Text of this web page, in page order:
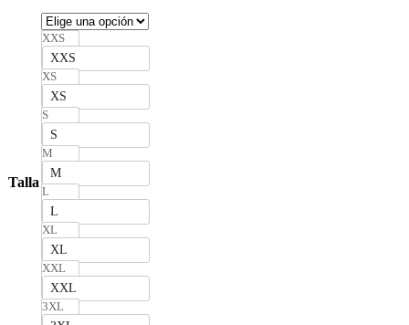
Talla
XXS
XXS
XS
XS
S
S
M
M
L
L
XL
XL
XXL
XXL
3XL